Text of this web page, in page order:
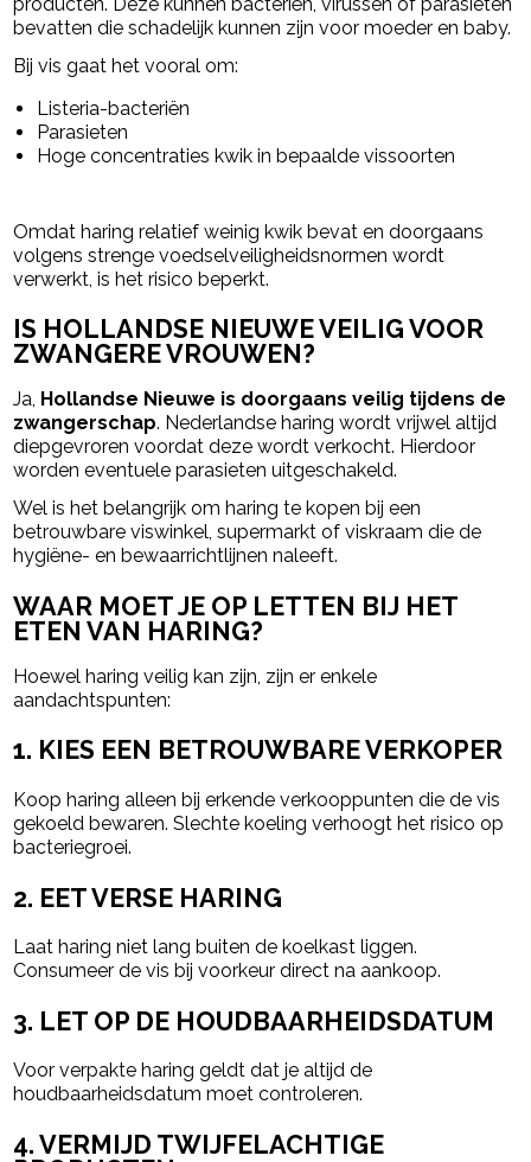
bevatten die schadelijk kunnen zijn voor moeder en baby.
Bij vis gaat het vooral om:
Listeria-bacteriën
Parasieten
Hoge concentraties kwik in bepaalde vissoorten
Omdat haring relatief weinig kwik bevat en doorgaans
volgens strenge voedselveiligheidsnormen wordt
verwerkt, is het risico beperkt.
IS HOLLANDSE NIEUWE VEILIG VOOR
ZWANGERE VROUWEN?
Ja, Hollandse Nieuwe is doorgaans veilig tijdens de
zwangerschap. Nederlandse haring wordt vrijwel altijd
diepgevroren voordat deze wordt verkocht. Hierdoor
worden eventuele parasieten uitgeschakeld.
Wel is het belangrijk om haring te kopen bij een
betrouwbare viswinkel, supermarkt of viskraam die de
hygiëne- en bewaarrichtlijnen naleeft.
WAAR MOET JE OP LETTEN BIJ HET
ETEN VAN HARING?
Hoewel haring veilig kan zijn, zijn er enkele
aandachtspunten:
1. KIES EEN BETROUWBARE VERKOPER
Koop haring alleen bij erkende verkooppunten die de vis
gekoeld bewaren. Slechte koeling verhoogt het risico op
bacteriegroei.
2. EET VERSE HARING
Laat haring niet lang buiten de koelkast liggen.
Consumeer de vis bij voorkeur direct na aankoop.
3. LET OP DE HOUDBAARHEIDSDATUM
Voor verpakte haring geldt dat je altijd de
houdbaarheidsdatum moet controleren.
4. VERMIJD TWIJFELACHTIGE